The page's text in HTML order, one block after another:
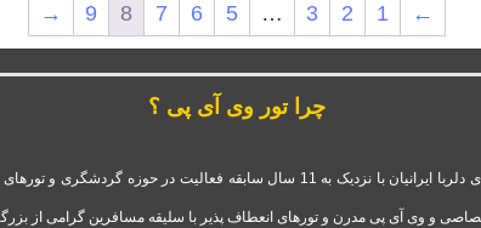
←
1
2
3
…
5
6
7
8
9
→
چرا تور وی آی پی ؟
شرکت تور وی آی پی استارتاپ موفق و فعال قدرت گرفته از آژانس سفرهای دلربا
و وی آی پی مدرن و تورهای انعطاف پذیر با سلیقه مسافرین گرامی از